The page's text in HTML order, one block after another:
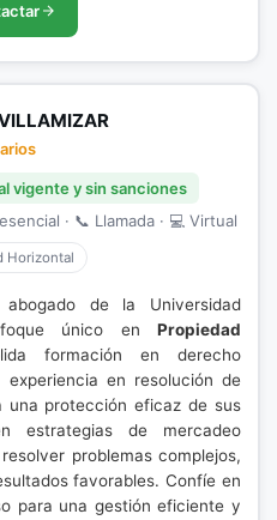
vigente y sin sanciones
· 📞 Llamada · 💻 Virtual
Horizontal
abogado de la Universidad
único en Propiedad
formación en derecho
en resolución de
una protección eficaz de sus
estrategias de mercadeo
problemas complejos,
favorables. Confíe en
para una gestión eficiente y